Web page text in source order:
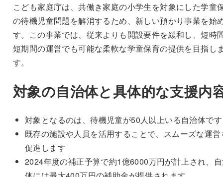
こども家庭庁は、共働き家庭の小学生を対象にした学童
の待機児童問題を解消するため、新しい預かり事業を始
す。この事業では、従来よりも開設要件を緩和し、短時
短期間の運営でも可能な柔軟な学童保育の提供を目指し
す。
対象の自治体と具体的な支援内
対象となるのは、待機児童が50人以上いる自治体です
既存の施設や人員を活用することで、スムーズな運営
促進します
2024年度の補正予算で約1億6000万円が計上され、